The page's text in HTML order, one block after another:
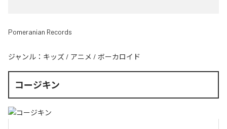
Pomeranian Records
ジャンル： キッズ / アニメ / ボーカロイド
コージキン